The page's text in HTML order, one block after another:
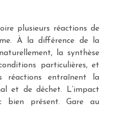
plusieurs réactions de
À la différence de la
la synthèse
particulières, et
réactions entraînent la
et de déchet. L’impact
bien présent. Gare au